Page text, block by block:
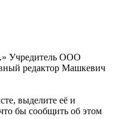
Учредитель ООО
редактор Машкевич
выделите её и
бы сообщить об этом